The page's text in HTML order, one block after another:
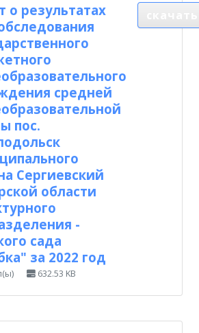
о результатах
средней
пос.
Сергиевский
области
-
сада
за 2022 год
632.53 KB